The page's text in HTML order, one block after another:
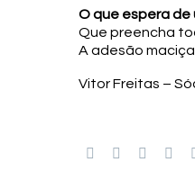
O que espera
Que preencha
A adesão
Vitor Freitas –